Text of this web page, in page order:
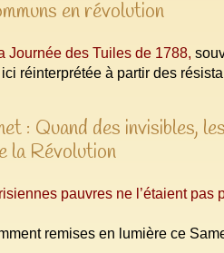
en révolution
Journée des Tuiles de 1788,
réinterprétée à partir des
: Quand des invisibles,
la Révolution
pauvres ne l’étaient
remises en lumière ce